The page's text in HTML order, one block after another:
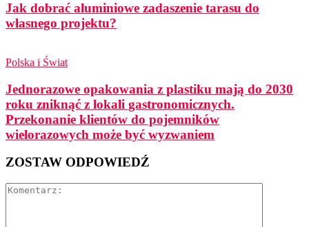
Jak dobrać aluminiowe zadaszenie tarasu do
własnego projektu?
Polska i Świat
Jednorazowe opakowania z plastiku mają do 2030
roku zniknąć z lokali gastronomicznych.
Przekonanie klientów do pojemników
wielorazowych może być wyzwaniem
ZOSTAW ODPOWIEDŹ